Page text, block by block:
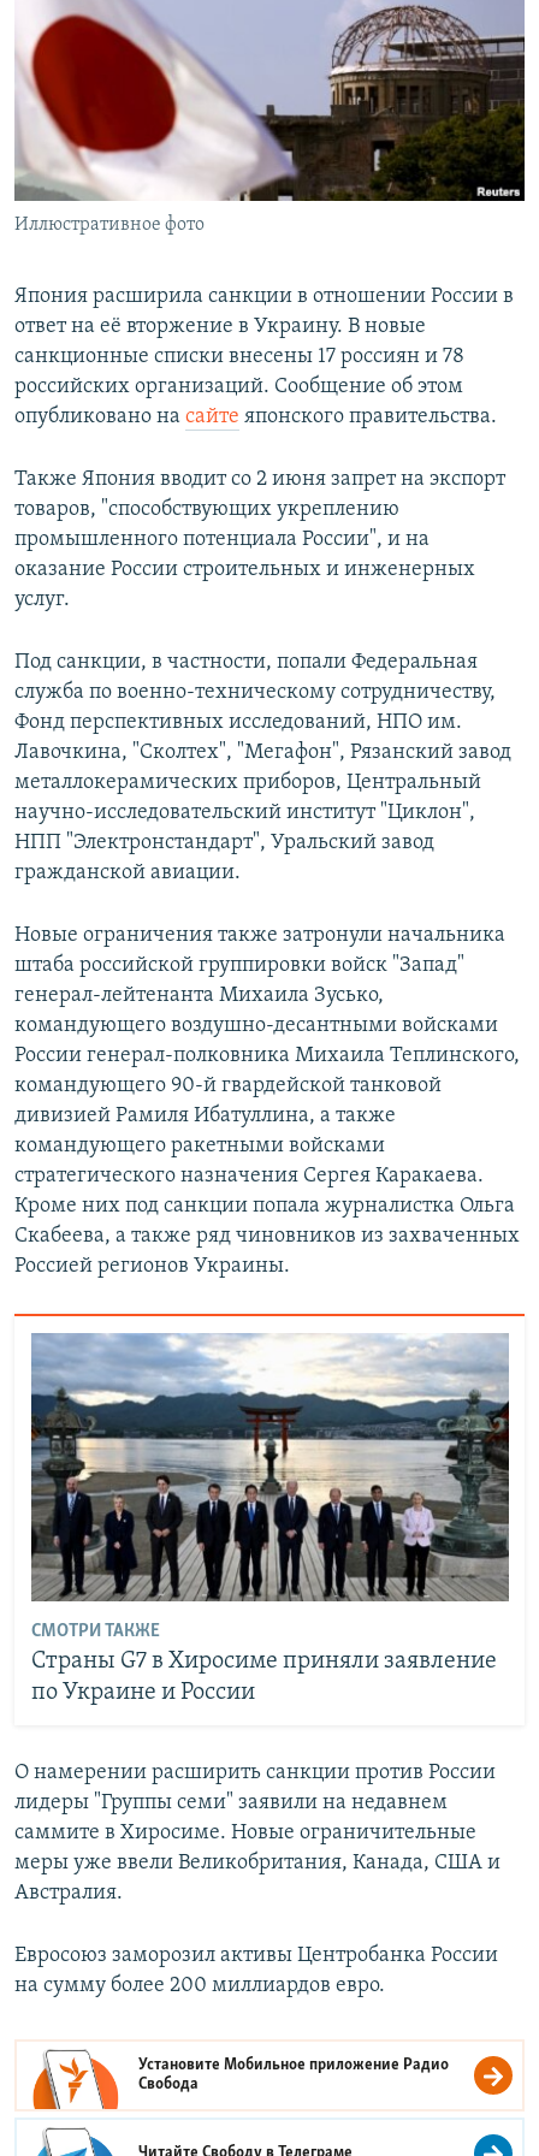
РАСПИСАНИЕ ВЕЩАНИЯ
ПОДПИШИТЕСЬ НА РАССЫЛКУ
СОЦИАЛЬНЫЕ СЕТИ
Все сайты РСЕ/РС
Иллюстративное фото
Япония расширила санкции в отношении России в
ответ на её вторжение в Украину. В новые
санкционные списки внесены 17 россиян и 78
российских организаций. Сообщение об этом
опубликовано на сайте японского правительства.
Также Япония вводит со 2 июня запрет на экспорт
товаров, "способствующих укреплению
промышленного потенциала России", и на
оказание России строительных и инженерных
услуг.
Под санкции, в частности, попали Федеральная
служба по военно-техническому сотрудничеству,
Фонд перспективных исследований, НПО им.
Лавочкина, "Сколтех", "Мегафон", Рязанский завод
металлокерамических приборов, Центральный
научно-исследовательский институт "Циклон",
НПП "Электронстандарт", Уральский завод
гражданской авиации.
Новые ограничения также затронули начальника
штаба российской группировки войск "Запад"
генерал-лейтенанта Михаила Зусько,
командующего воздушно-десантными войсками
России генерал-полковника Михаила Теплинского,
командующего 90-й гвардейской танковой
дивизией Рамиля Ибатуллина, а также
командующего ракетными войсками
стратегического назначения Сергея Каракаева.
Кроме них под санкции попала журналистка Ольга
Скабеева, а также ряд чиновников из захваченных
Россией регионов Украины.
СМОТРИ ТАКЖЕ
Страны G7 в Хиросиме приняли заявление
по Украине и России
О намерении расширить санкции против России
лидеры "Группы семи" заявили на недавнем
саммите в Хиросиме. Новые ограничительные
меры уже ввели Великобритания, Канада, США и
Австралия.
Евросоюз заморозил активы Центробанка России
на сумму более 200 миллиардов евро.
Установите Мобильное приложение Радио
Свобода